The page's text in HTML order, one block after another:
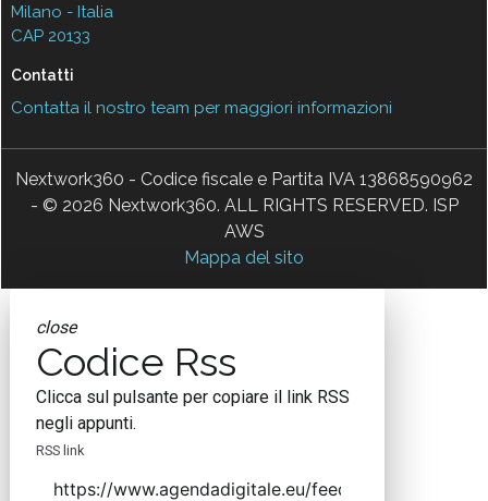
Milano - Italia
CAP 20133
Contatti
Contatta il nostro team per maggiori informazioni
Nextwork360 - Codice fiscale e Partita IVA 13868590962
- © 2026 Nextwork360. ALL RIGHTS RESERVED. ISP
AWS
Mappa del sito
close
Codice Rss
Clicca sul pulsante per copiare il link RSS
negli appunti.
RSS link